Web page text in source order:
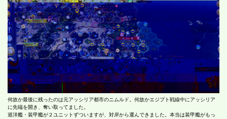
何故か最後に残ったのは元アッシリア都市のニムルド。何故かエジプト戦線中にアッシリア
に先端を開き、奪い取ってました。
巡洋艦・装甲艦が２ユニットずついますが、対岸から運んできました。本当は装甲艦がもっ